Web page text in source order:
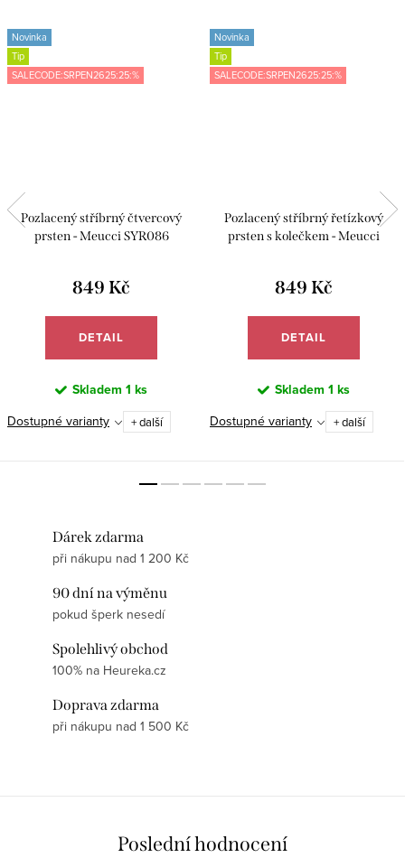
Novinka
Tip
SALECODE:SRPEN2625:25:%
Pozlacený stříbrný čtvercový
prsten - Meucci SYR086
849 Kč
DETAIL
Skladem 1 ks
Dostupné varianty
+ další
Novinka
Tip
SALECODE:SRPEN2625:25:%
Pozlacený stříbrný řetízkový
prsten s kolečkem - Meucci
849 Kč
DETAIL
Skladem 1 ks
Dostupné varianty
+ další
Dárek zdarma
při nákupu nad 1 200 Kč
90 dní na výměnu
pokud šperk nesedí
Spolehlivý obchod
100% na Heureka.cz
Doprava zdarma
při nákupu nad 1 500 Kč
Poslední hodnocení